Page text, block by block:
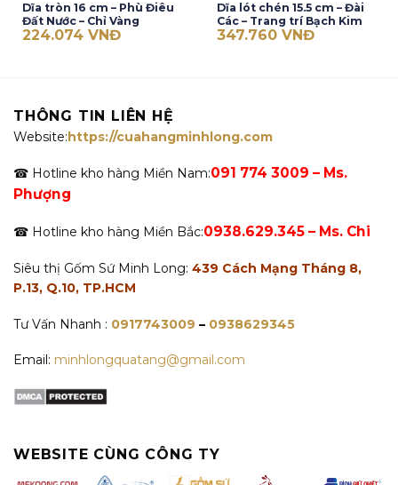
Dĩa tròn 16 cm – Phù Điêu
Đất Nước – Chỉ Vàng
224.074 VNĐ
Dĩa lót chén 15.5 cm – Đài
Các – Trang trí Bạch Kim
347.760 VNĐ
THÔNG TIN LIÊN HỆ
Website:https://cuahangminhlong.com
☎ Hotline kho hàng Miền Nam:091 774 3009 – Ms.
Phượng
☎ Hotline kho hàng Miền Bắc:0938.629.345 – Ms. Chi
Siêu thị Gốm Sứ Minh Long: 439 Cách Mạng Tháng 8,
P.13, Q.10, TP.HCM
Tư Vấn Nhanh : 0917743009 – 0938629345
Email: minhlongquatang@gmail.com
WEBSITE CÙNG CÔNG TY